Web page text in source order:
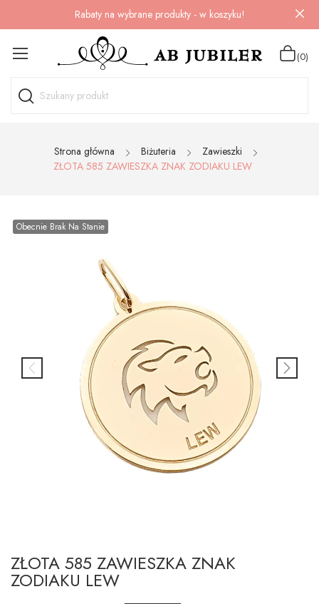
Rabaty na wybrane produkty - w koszyku!
(0)
Strona główna Biżuteria
Zawieszki
ZŁOTA 585 ZAWIESZKA ZNAK ZODIAKU LEW
Obecnie Brak Na Stanie
ZŁOTA 585 ZAWIESZKA ZNAK
ZODIAKU LEW